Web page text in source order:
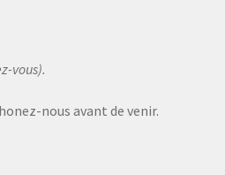
vous).
nous avant de venir.